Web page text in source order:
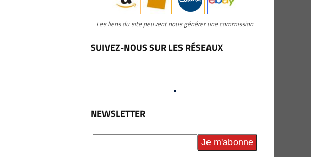
Les liens du site peuvent nous générer une commission
SUIVEZ-NOUS SUR LES RÉSEAUX
NEWSLETTER